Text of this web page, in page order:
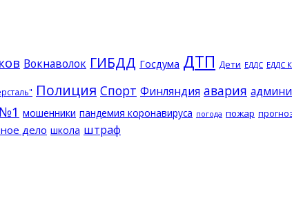
Вокнаволок ГИБДД Госдума ДТП Дети ЕДДС ЕДДС
Полиция Спорт Финляндия авария
мошенники пандемия коронавируса погода пожар
дело школа штраф